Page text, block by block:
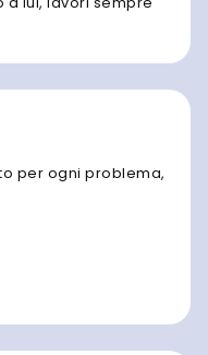
per ogni problema,